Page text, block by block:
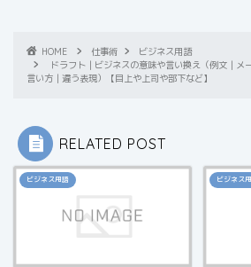
HOME 仕事術
ビジネス用語
ドラフト｜ビジネスの意味や言い換え（例文｜メ
言い方｜違う表現）【目上や上司や部下など】
RELATED POST
ビジネス用語 ビジネス